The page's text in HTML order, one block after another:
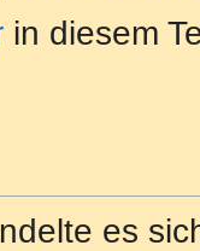
in diesem
es